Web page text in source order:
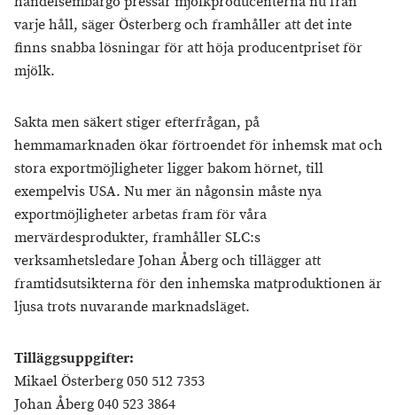
varje håll, säger Österberg och framhåller att det inte
finns snabba lösningar för att höja producentpriset för
mjölk.
Sakta men säkert stiger efterfrågan, på
hemmamarknaden ökar förtroendet för inhemsk mat och
stora exportmöjligheter ligger bakom hörnet, till
exempelvis USA. Nu mer än någonsin måste nya
exportmöjligheter arbetas fram för våra
mervärdesprodukter, framhåller SLC:s
verksamhetsledare Johan Åberg och tillägger att
framtidsutsikterna för den inhemska matproduktionen är
ljusa trots nuvarande marknadsläget.
Tilläggsuppgifter:
Mikael Österberg 050 512 7353
Johan Åberg 040 523 3864